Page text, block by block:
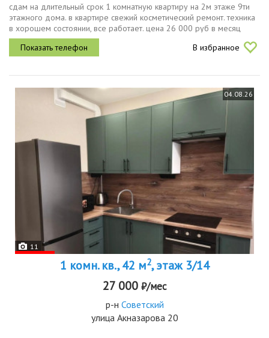
сдам на длительный срок 1 комнатную квартиру на 2м этаже 9ти
этажного дома. в квартире свежий косметический ремонт. техника
в хорошем состоянии, все работает. цена 26 000 руб в месяц
счётчики, без комиссии. залог 10 тыс.
В избранное
04.08.26
11
1 комн. кв., 42 м2, этаж 3/14
27 000 ₽/мес
р-н Советский
улица Акназарова 20